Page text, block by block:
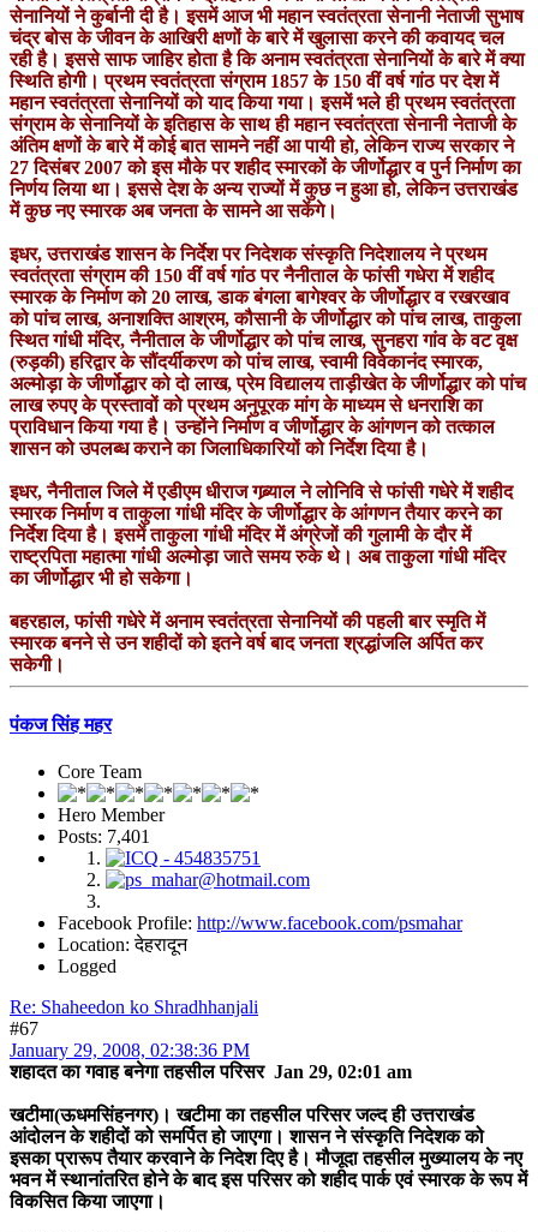
सेनानियों ने कुर्बानी दी है। इसमें आज भी महान स्वतंत्रता सेनानी नेताजी सुभाष
चंद्र बोस के जीवन के आखिरी क्षणों के बारे में खुलासा करने की कवायद चल
रही है। इससे साफ जाहिर होता है कि अनाम स्वतंत्रता सेनानियों के बारे में क्या
स्थिति होगी। प्रथम स्वतंत्रता संग्राम 1857 के 150 वीं वर्ष गांठ पर देश में
महान स्वतंत्रता सेनानियों को याद किया गया। इसमें भले ही प्रथम स्वतंत्रता
संग्राम के सेनानियों के इतिहास के साथ ही महान स्वतंत्रता सेनानी नेताजी के
अंतिम क्षणों के बारे में कोई बात सामने नहीं आ पायी हो, लेकिन राज्य सरकार ने
27 दिसंबर 2007 को इस मौके पर शहीद स्मारकों के जीर्णोद्धार व पुर्न निर्माण का
निर्णय लिया था। इससे देश के अन्य राज्यों में कुछ न हुआ हो, लेकिन उत्तराखंड
में कुछ नए स्मारक अब जनता के सामने आ सकेंगे।
इधर, उत्तराखंड शासन के निर्देश पर निदेशक संस्कृति निदेशालय ने प्रथम
स्वतंत्रता संग्राम की 150 वीं वर्ष गांठ पर नैनीताल के फांसी गधेरा में शहीद
स्मारक के निर्माण को 20 लाख, डाक बंगला बागेश्वर के जीर्णोद्धार व रखरखाव
को पांच लाख, अनाशक्ति आश्रम, कौसानी के जीर्णोद्धार को पांच लाख, ताकुला
स्थित गांधी मंदिर, नैनीताल के जीर्णोद्धार को पांच लाख, सुनहरा गांव के वट वृक्ष
(रुड़की) हरिद्वार के सौंदर्यीकरण को पांच लाख, स्वामी विवेकानंद स्मारक,
अल्मोड़ा के जीर्णोद्धार को दो लाख, प्रेम विद्यालय ताड़ीखेत के जीर्णोद्धार को पांच
लाख रुपए के प्रस्तावों को प्रथम अनुपूरक मांग के माध्यम से धनराशि का
प्राविधान किया गया है। उन्होंने निर्माण व जीर्णोद्धार के आंगणन को तत्काल
शासन को उपलब्ध कराने का जिलाधिकारियों को निर्देश दिया है।
इधर, नैनीताल जिले में एडीएम धीराज गब्र्याल ने लोनिवि से फांसी गधेरे में शहीद
स्मारक निर्माण व ताकुला गांधी मंदिर के जीर्णोद्धार के आंगणन तैयार करने का
निर्देश दिया है। इसमें ताकुला गांधी मंदिर में अंग्रेजों की गुलामी के दौर में
राष्ट्रपिता महात्मा गांधी अल्मोड़ा जाते समय रुके थे। अब ताकुला गांधी मंदिर
का जीर्णोद्धार भी हो सकेगा।
बहरहाल, फांसी गधेरे में अनाम स्वतंत्रता सेनानियों की पहली बार स्मृति में
स्मारक बनने से उन शहीदों को इतने वर्ष बाद जनता श्रद्धांजलि अर्पित कर
सकेगी।
पंकज सिंह महर
Core Team
Hero Member
Posts: 7,401
Facebook Profile: http://www.facebook.com/psmahar
Location: देहरादून
Logged
Re: Shaheedon ko Shradhhanjali
#67
January 29, 2008, 02:38:36 PM
शहादत का गवाह बनेगा तहसील परिसर Jan 29, 02:01 am
खटीमा(ऊधमसिंहनगर)। खटीमा का तहसील परिसर जल्द ही उत्तराखंड
आंदोलन के शहीदों को समर्पित हो जाएगा। शासन ने संस्कृति निदेशक को
इसका प्रारूप तैयार करवाने के निदेश दिए है। मौजूदा तहसील मुख्यालय के नए
भवन में स्थानांतरित होने के बाद इस परिसर को शहीद पार्क एवं स्मारक के रूप में
विकसित किया जाएगा।